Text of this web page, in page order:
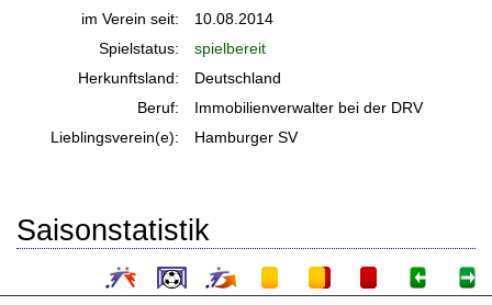
im Verein seit:
10.08.2014
Spielstatus:
spielbereit
Herkunftsland:
Deutschland
Beruf:
Immobilienverwalter bei der DRV
Lieblingsverein(e):
Hamburger SV
Saisonstatistik